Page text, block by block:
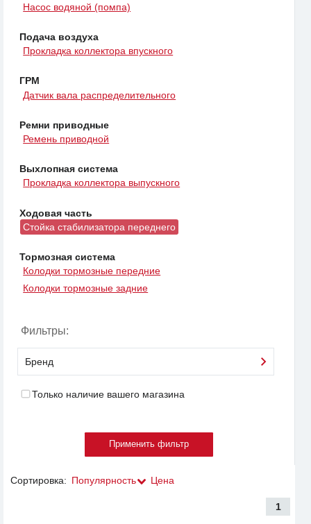
Насос водяной (помпа)
Подача воздуха
Прокладка коллектора впускного
ГРМ
Датчик вала распределительного
Ремни приводные
Ремень приводной
Выхлопная система
Прокладка коллектора выпускного
Ходовая часть
Стойка стабилизатора переднего
Тормозная система
Колодки тормозные передние
Колодки тормозные задние
Фильтры:
Бренд
Только наличие вашего магазина
Сортировка: Популярность Цена
1